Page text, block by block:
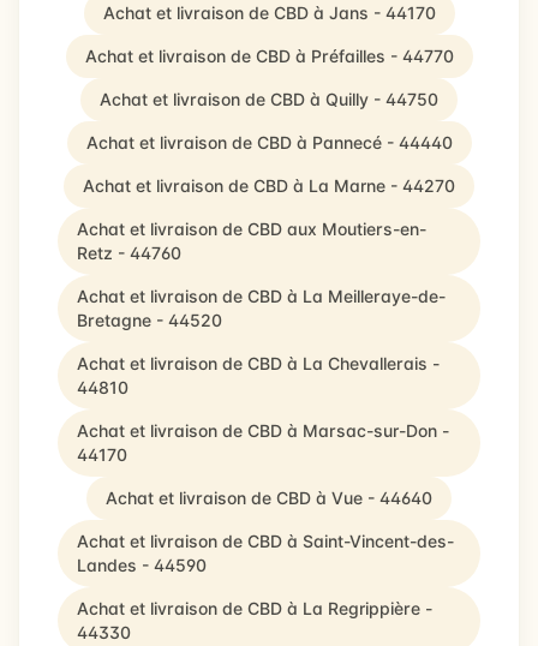
Achat et livraison de CBD à Jans - 44170
Achat et livraison de CBD à Préfailles - 44770
Achat et livraison de CBD à Quilly - 44750
Achat et livraison de CBD à Pannecé - 44440
Achat et livraison de CBD à La Marne - 44270
Achat et livraison de CBD aux Moutiers-en-
Retz - 44760
Achat et livraison de CBD à La Meilleraye-de-
Bretagne - 44520
Achat et livraison de CBD à La Chevallerais -
44810
Achat et livraison de CBD à Marsac-sur-Don -
44170
Achat et livraison de CBD à Vue - 44640
Achat et livraison de CBD à Saint-Vincent-des-
Landes - 44590
Achat et livraison de CBD à La Regrippière -
44330